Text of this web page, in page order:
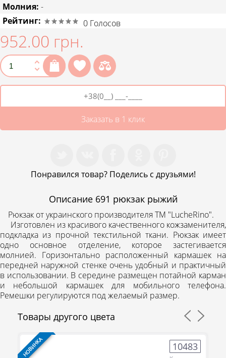
Молния: -
Рейтинг:
0 Голосов
952.00 грн.
Заказать в 1 клик
Понравился товар? Поделись с друзьями!
Описание 691 рюкзак рыжий
Рюкзак от украинского производителя ТМ "LucheRino".
Изготовлен из красивого качественного кожзаменителя,
подкладка из прочной текстильной ткани. Рюкзак имеет
одно основное отделение, которое застегивается
молнией. Горизонтально расположенный кармашек на
передней наружной стенке очень удобный и практичный
в использовании. В середине размещен потайной карман
и небольшой кармашек для мобильного телефона.
Ремешки регулируются под желаемый размер.
Товары другого цвета
НОВИНКА 10483